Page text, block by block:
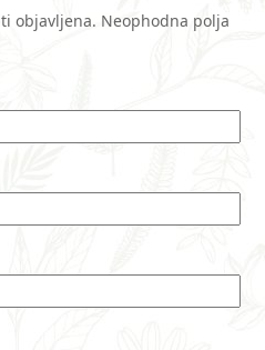
objavljena. Neophodna polja